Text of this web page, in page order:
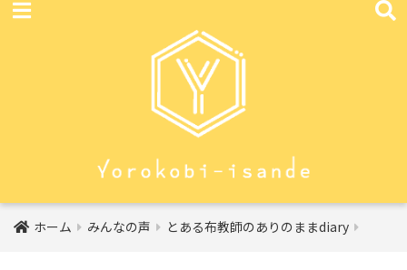
ホーム みんなの声 とある布教師のありのままdiary